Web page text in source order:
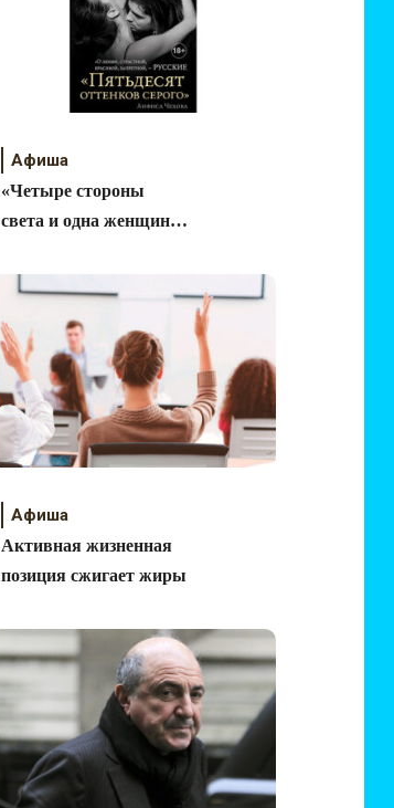
Афиша
«Четыре стороны
света и одна женщина»
Афиша
Активная жизненная
позиция сжигает жиры